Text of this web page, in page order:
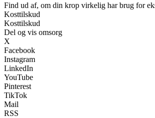
Find ud af, om din krop virkelig har brug for
Kosttilskud
Kosttilskud
Del og vis omsorg
X
Facebook
Instagram
LinkedIn
YouTube
Pinterest
TikTok
Mail
RSS